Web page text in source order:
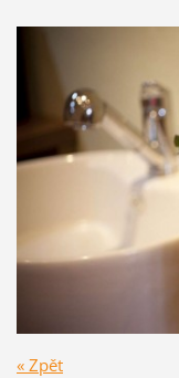
« Zpět